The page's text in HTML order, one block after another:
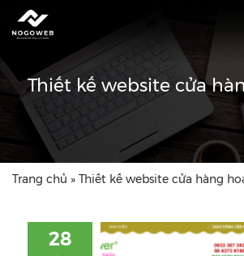
Thiết kế website cửa
Trang chủ » Thiết kế website cửa hàng
28